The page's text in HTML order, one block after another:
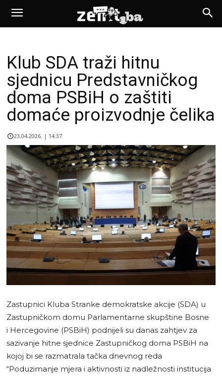
Klub SDA traži hitnu
sjednicu Predstavničkog
doma PSBiH o zaštiti
domaće proizvodnje čelika
23.04.2026. | 14:37
Zastupnici Kluba Stranke demokratske akcije (SDA) u
Zastupničkom domu Parlamentarne skupštine Bosne
i Hercegovine (PSBiH) podnijeli su danas zahtjev za
sazivanje hitne sjednice Zastupničkog doma PSBiH na
kojoj bi se razmatrala tačka dnevnog reda
“Poduzimanje mjera i aktivnosti iz nadležnosti institucija